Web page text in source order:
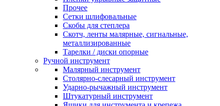
Прочее
Сетки шлифовальные
Скобы для степлера
Скотч, ленты малярные, сигнальные,
металлизированные
Тарелки / диски опорные
Ручной инструмент
Малярный инструмент
Столярно-слесарный инструмент
Ударно-рычажный инструмент
Штукатурный инструмент